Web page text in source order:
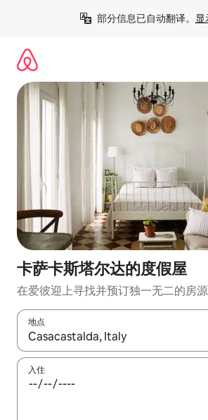
部分信息已自动翻译。 显
卡萨卡斯塔尔达的度假屋
在爱彼迎上寻找并预订独一无二的房源
地点
如有搜索结果，请使用上下方向键查看
入住